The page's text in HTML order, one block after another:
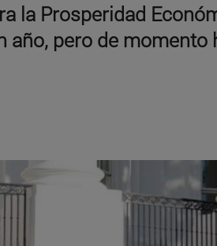
la Prosperidad
año, pero de